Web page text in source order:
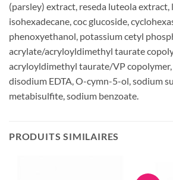
(parsley) extract, reseda luteola extract,
isohexadecane, coc glucoside,
phenoxyethanol, potassium cetyl
acrylate/acryloyldimethyl taurate
acryloyldimethyl taurate/VP
disodium EDTA, O-cymn-5-ol, sodium
metabisulfite, sodium benzoate.
PRODUITS SIMILAIRES